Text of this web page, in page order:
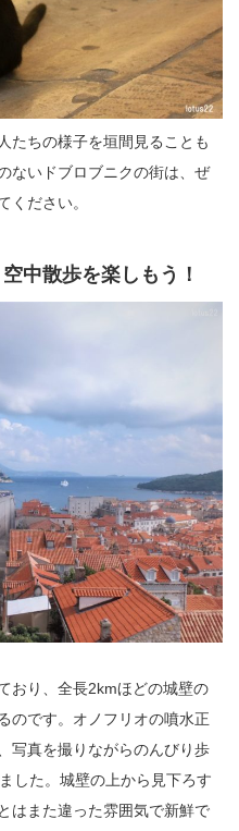
たちの様子を垣間見ることも
ないドブロブニクの街は、ぜ
ください。
中散歩を楽しもう！
おり、全長2kmほどの城壁の
のです。オノフリオの噴水正
写真を撮りながらのんびり歩
した。城壁の上から見下ろす
はまた違った雰囲気で新鮮で